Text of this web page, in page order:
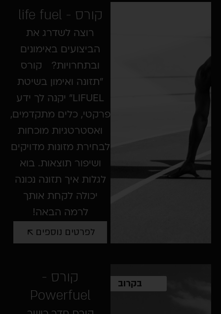
קורס - life fuel
רוצה לשדרג את
הביצועים באימונים
ובתחרויות? קורס
"תזונה ואימון בשיטת
LIFUEL" יקנה לך ידע
פרקטי, כלים מתקדמים,
ואסטרטגיות מוכחות
לבחירת מזונות מדויקים
ושיפור תוצאות. בוא
לגלות איך תזונה נכונה
יכולה לקחת אותך
לרמה הבאה!
לפרטים נוספים
קורס -
Powerfuel